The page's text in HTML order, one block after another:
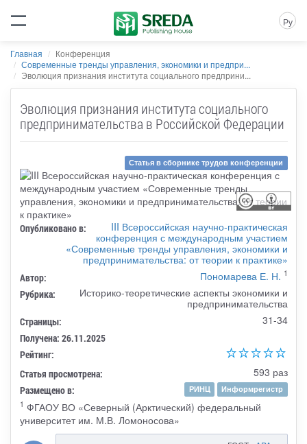
Ру
Главная
Конференция
Современные тренды управления, экономики и предпри...
Эволюция признания института социального предприни...
Эволюция признания института социального
предпринимательства в Российской Федерации
Статья в сборнике трудов конференции
Опубликовано в:
III Всероссийская научно-практическая
конференция с международным участием
«Современные тренды управления, экономики и
предпринимательства: от теории к практике»
Автор: Пономарева Е. Н. 1
Рубрика:
Историко-теоретические аспекты экономики и
предпринимательства
Страницы: 31-34
Получена: 26.11.2025
Рейтинг:
Статья просмотрена:
593 раз
Размещено в: РИНЦ
Информрегистр
1 ФГАОУ ВО «Северный (Арктический) федеральный
университет им. М.В. Ломоносова»